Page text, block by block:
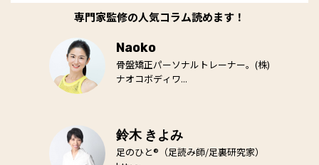
専門家監修の人気コラム読めます！
Naoko
骨盤矯正パーソナルトレーナー。(株)
ナオコボディワ...
鈴木 きよみ
足のひと®（足読み師/足裏研究家）